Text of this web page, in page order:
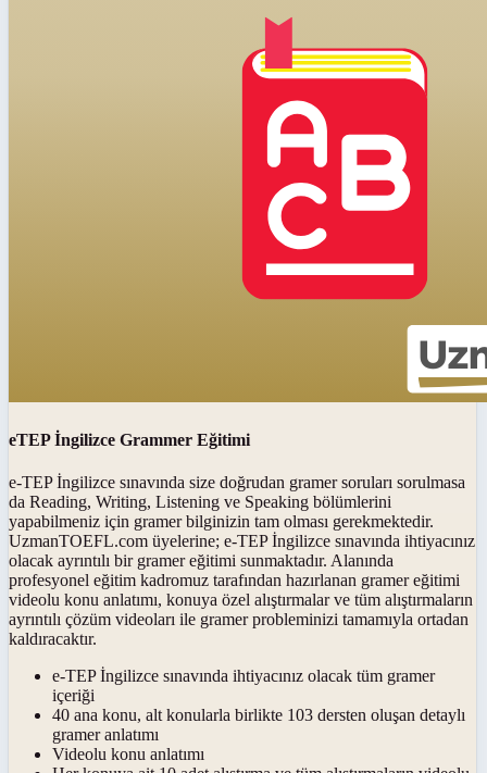
eTEP İngilizce Grammer Eğitimi
e-TEP İngilizce sınavında size doğrudan gramer soruları sorulmasa
da Reading, Writing, Listening ve Speaking bölümlerini
yapabilmeniz için gramer bilginizin tam olması gerekmektedir.
UzmanTOEFL.com üyelerine; e-TEP İngilizce sınavında ihtiyacınız
olacak ayrıntılı bir gramer eğitimi sunmaktadır. Alanında
profesyonel eğitim kadromuz tarafından hazırlanan gramer eğitimi
videolu konu anlatımı, konuya özel alıştırmalar ve tüm alıştırmaların
ayrıntılı çözüm videoları ile gramer probleminizi tamamıyla ortadan
kaldıracaktır.
e-TEP İngilizce sınavında ihtiyacınız olacak tüm gramer
içeriği
40 ana konu, alt konularla birlikte 103 dersten oluşan detaylı
gramer anlatımı
Videolu konu anlatımı